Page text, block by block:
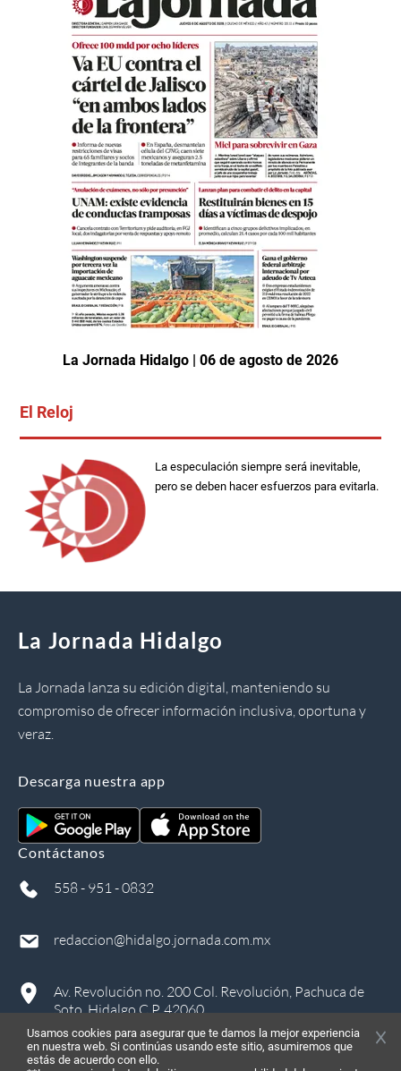
La Jornada Hidalgo | 06 de agosto de 2026
El Reloj
La especulación siempre será inevitable,
pero se deben hacer esfuerzos para evitarla.
La Jornada Hidalgo
La Jornada lanza su edición digital, manteniendo su
compromiso de ofrecer información inclusiva, oportuna y
veraz.
Descarga nuestra app
Contáctanos
558 - 951 - 0832
redaccion@hidalgo.jornada.com.mx
Av. Revolución no. 200 Col. Revolución, Pachuca de
Soto, Hidalgo C.P. 42060
Usamos cookies para asegurar que te damos la mejor experiencia
en nuestra web. Si continúas usando este sitio, asumiremos que
estás de acuerdo con ello.